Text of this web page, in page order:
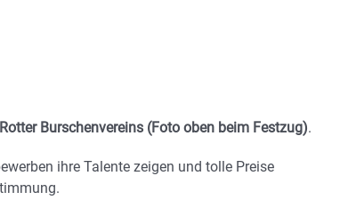
Rotter Burschenvereins (Foto oben beim Festzug).
ihre Talente zeigen und tolle Preise